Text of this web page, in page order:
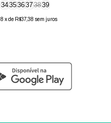
343536373839
8 xde R$37,38 sem juros